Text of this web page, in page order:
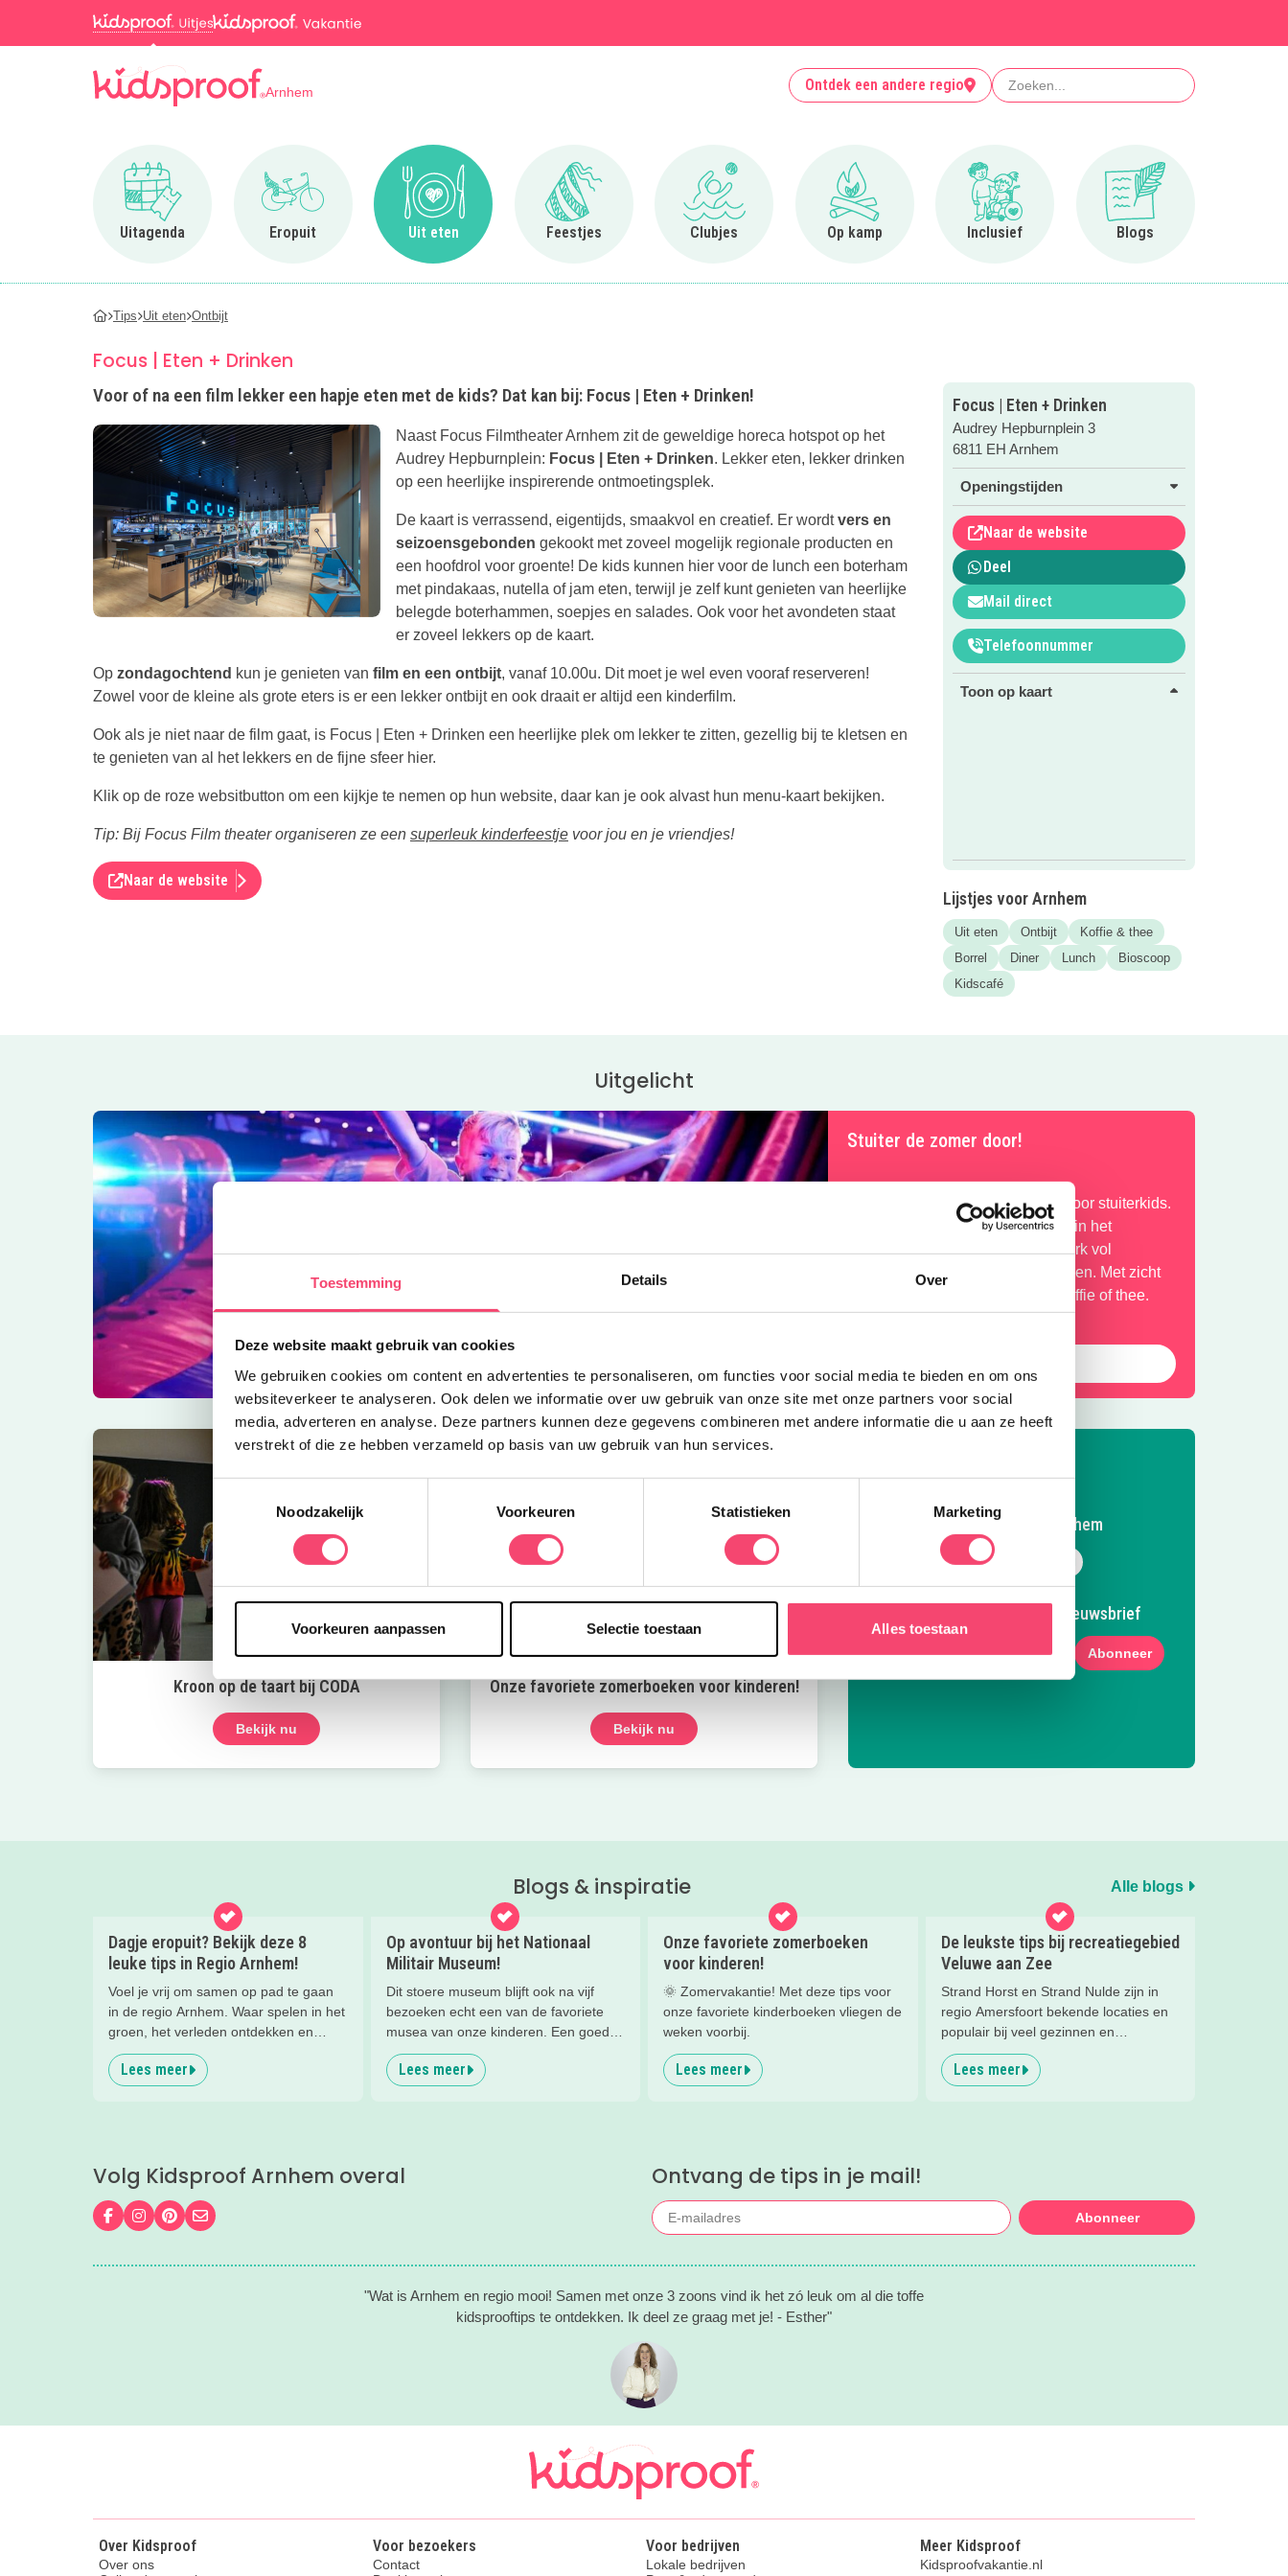
Toestemming Details Over
Deze website maakt gebruik van cookies
We gebruiken cookies om content en advertenties te personaliseren, om functies voor social media te bieden en om ons
websiteverkeer te analyseren. Ook delen we informatie over uw gebruik van onze site met onze partners voor social
media, adverteren en analyse. Deze partners kunnen deze gegevens combineren met andere informatie die u aan ze heeft
verstrekt of die ze hebben verzameld op basis van uw gebruik van hun services.
Noodzakelijk
Voorkeuren Statistieken Marketing
Voorkeuren aanpassen Selectie toestaan Alles toestaan
Arnhem Ontdek een andere regio Zoeken
Uitagenda
Ga naar Uitagenda
Eropuit
Ga naar Eropuit
Uit eten
Ga naar Uit eten
Feestjes
Ga naar Feestjes
Clubjes
Ga naar Clubjes
Op kamp
Ga naar Op kamp
Inclusief
Ga naar Inclusief
Blogs
Ga naar Blogs
Tips Uit eten Ontbijt
Focus | Eten + Drinken
Voor of na een film lekker een hapje eten met de kids? Dat kan bij: Focus | Eten + Drinken!
Naast Focus Filmtheater Arnhem zit de geweldige horeca hotspot op het
Audrey Hepburnplein: Focus | Eten + Drinken. Lekker eten, lekker drinken
op een heerlijke inspirerende ontmoetingsplek.
De kaart is verrassend, eigentijds, smaakvol en creatief. Er wordtvers en
seizoensgebonden gekookt met zoveel mogelijk regionale producten en
een hoofdrol voor groente! De kids kunnen hier voor de lunch een boterham
met pindakaas, nutella of jam eten, terwijl je zelf kunt genieten van heerlijke
belegde boterhammen, soepjes en salades. Ook voor het avondeten staat
er zoveel lekkers op de kaart.
Op zondagochtend kun je genieten van film en een ontbijt, vanaf 10.00u. Dit moet je wel even vooraf reserveren!
Zowel voor de kleine als grote eters is er een lekker ontbijt en ook draait er altijd een kinderfilm.
Ook als je niet naar de film gaat, is Focus | Eten + Drinken een heerlijke plek om lekker te zitten, gezellig bij te kletsen en
te genieten van al het lekkers en de fijne sfeer hier.
Klik op de roze websitbutton om een kijkje te nemen op hun website, daar kan je ook alvast hun menu-kaart bekijken.
Tip: Bij Focus Film theater organiseren ze een superleuk kinderfeestje voor jou en je vriendjes!
Naar de website
Focus | Eten + Drinken
Audrey Hepburnplein 3
6811 EH Arnhem
Openingstijden
Naar de website
Deel
Mail direct
Telefoonnummer
Toon op kaart
Lijstjes voor Arnhem
Uit eten Ontbijt
Koffie & thee
Borrel
Diner Lunch
Bioscoop
Kidscafé
Uitgelicht
Stuiter de zomer door!
Bounce Valley is dé place to be voor stuiterkids.
Hier kunnen ze hun energie kwijt in het
gigantische indoor luchtkussenpark vol
glijbanen en uitdagende parcoursen. Met zicht
op je kroost, zit jij lekker aan je koffie of thee.
Kroon op de taart bij CODA
Bekijk nu
Onze favoriete zomerboeken voor kinderen!
Bekijk nu
Volg Kidsproof Arnhem
Volg ons op Facebook
Volg ons op Instagram
Volg ons op Pinterest
Mail ons
Meld je aan voor onze nieuwsbrief
Abonneer
Blogs & inspiratie Alle blogs
Dagje eropuit? Bekijk deze 8
leuke tips in Regio Arnhem!
Voel je vrij om samen op pad te gaan
in de regio Arnhem. Waar spelen in het
groen, het verleden ontdekken en
genieten van het uitzicht allemaal
dichtbij zijn. Deze leuke tips wil je zien!
Lees meer
Op avontuur bij het Nationaal
Militair Museum!
Dit stoere museum blijft ook na vijf
bezoeken echt een van de favoriete
musea van onze kinderen. Een goede
reden om de kids eens te vragen wat
ze zo leuk vinden aan het NMM. ‘De
gaan!
Lees meer
Onze favoriete zomerboeken
voor kinderen!
🌞 Zomervakantie! Met deze tips voor
onze favoriete kinderboeken vliegen de
weken voorbij.
Lees meer
De leukste tips bij recreatiegebied
Veluwe aan Zee
Strand Horst en Strand Nulde zijn in
regio Amersfoort bekende locaties en
populair bij veel gezinnen en
watersportliefhebbers. Dat je bij deze
recreatiegebieden van Leisurelands
Lees meer
Volg Kidsproof Arnhem overal
Volg ons op Facebook
Volg ons op Instagram
Volg ons op Pinterest
Mail ons
Ontvang de tips in je mail!
Abonneer
"Wat is Arnhem en regio mooi! Samen met onze 3 zoons vind ik het zó leuk om al die toffe
kidsprooftips te ontdekken. Ik deel ze graag met je! - Esther"
Over Kidsproof
Over ons
Voor bezoekers
Contact
Voor bedrijven
Lokale bedrijven
Meer Kidsproof
Kidsproofvakantie.nl